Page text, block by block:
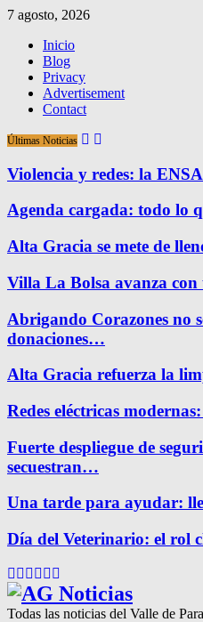
7 agosto, 2026
Inicio
Blog
Privacy
Advertisement
Contact
Últimas Noticias
Violencia y redes: la
Agenda cargada: todo lo
Alta Gracia se mete de
Villa La Bolsa avanza
Abrigando Corazones no
donaciones…
Alta Gracia refuerza la
Redes eléctricas
Fuerte despliegue de
secuestran…
Una tarde para ayudar:
Día del Veterinario: el rol
Facebook
Twitter
Instagram
Pinterest
Google
Todas las noticias del Valle de